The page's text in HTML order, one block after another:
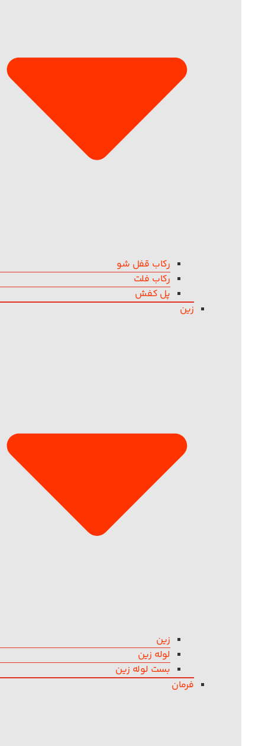
رکاب قفل شو
رکاب فلت
پل کفش
زین
زین
لوله زین
بست لوله زین
فرمان